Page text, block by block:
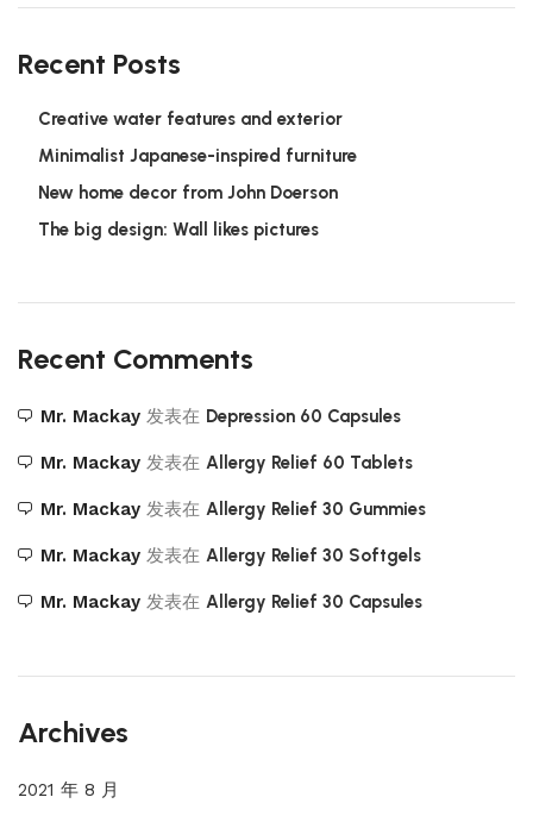
Recent Posts
Creative water features and exterior
Minimalist Japanese-inspired furniture
New home decor from John Doerson
The big design: Wall likes pictures
Recent Comments
Mr. Mackay 发表在 Depression 60 Capsules
Mr. Mackay 发表在 Allergy Relief 60 Tablets
Mr. Mackay 发表在 Allergy Relief 30 Gummies
Mr. Mackay 发表在 Allergy Relief 30 Softgels
Mr. Mackay 发表在 Allergy Relief 30 Capsules
Archives
2021 年 8 月